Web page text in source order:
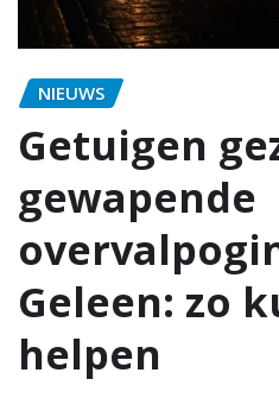
NIEUWS
Getuigen
gewapende
Geleen: zo
helpen